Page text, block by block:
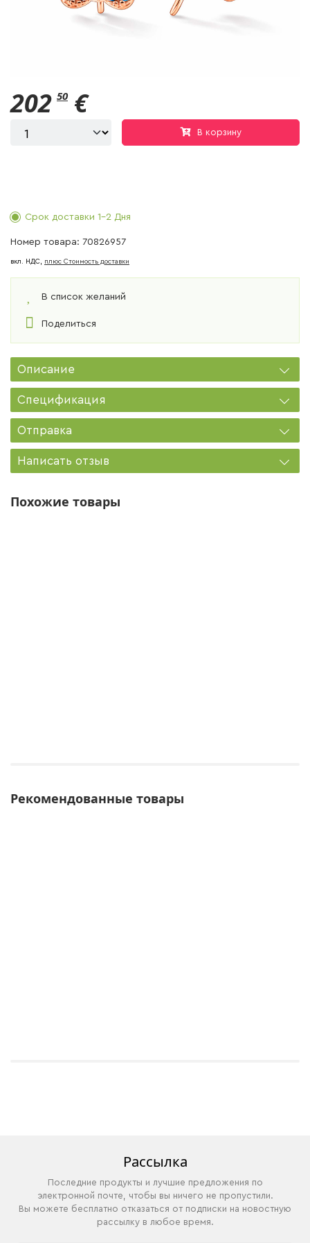
202 50 €
В корзину
Срок доставки 1-2 Дня
Номер товара: 70826957
вкл. НДС, плюс Cтоимость доставки
В список желаний
Поделиться
Описание
Спецификация
Отправка
Написать отзыв
Похожие товары
Рекомендованные товары
Рассылка
Последние продукты и лучшие предложения по
электронной почте, чтобы вы ничего не пропустили.
Вы можете бесплатно отказаться от подписки на новостную
рассылку в любое время.